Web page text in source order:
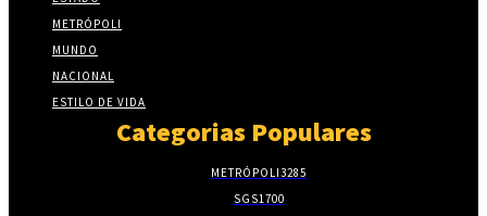
METRÓPOLI
MUNDO
NACIONAL
ESTILO DE VIDA
Categorias Populares
METRÓPOLI3285
SGS1700